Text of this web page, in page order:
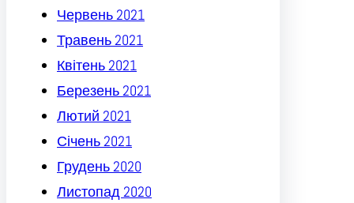
Червень 2021
Травень 2021
Квітень 2021
Березень 2021
Лютий 2021
Січень 2021
Грудень 2020
Листопад 2020